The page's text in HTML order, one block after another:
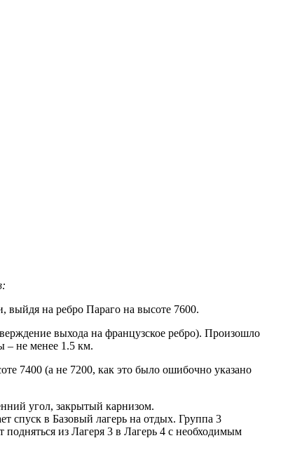
выйдя на ребро Параго на высоте 7600.
выхода на французское ребро). Произошло
– не менее 1.5 км.
7400 (а не 7200, как это было ошибочно указано
угол, закрытый карнизом.
спуск в Базовый лагерь на отдых. Группа 3
из Лагеря 3 в Лагерь 4 с необходимым